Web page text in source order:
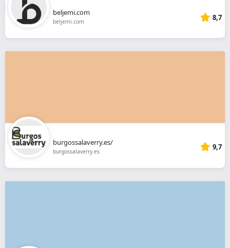
beljemi.com
beljemi.com 8,7
burgossalaverry.es/
burgossalaverry.es 9,7